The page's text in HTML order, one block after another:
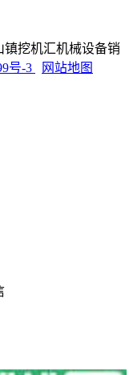
挖机汇机械设备销
号-3 网站地图